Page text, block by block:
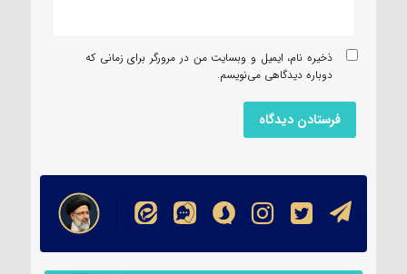
ذخیره نام، ایمیل و وبسایت من در مرورگر برای زمانی که
دوباره دیدگاهی می‌نویسم.